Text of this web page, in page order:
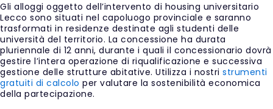
Gli alloggi oggetto dell’intervento di housing universitario
Lecco sono situati nel capoluogo provinciale e saranno
trasformati in residenze destinate agli studenti delle
università del territorio. La concessione ha durata
pluriennale di 12 anni, durante i quali il concessionario dovrà
gestire l’intera operazione di riqualificazione e successiva
gestione delle strutture abitative. Utilizza i nostri strumenti
gratuiti di calcolo per valutare la sostenibilità economica
della partecipazione.